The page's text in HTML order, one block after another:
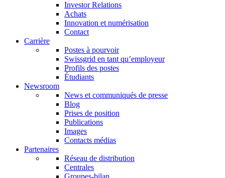
Investor Relations
Achats
Innovation et numérisation
Contact
Carrière
Postes à pourvoir
Swissgrid en tant qu’employeur
Profils des postes
Étudiants
Newsroom
News et communiqués de presse
Blog
Prises de position
Publications
Images
Contacts médias
Partenaires
Réseau de distribution
Centrales
Groupes-bilan